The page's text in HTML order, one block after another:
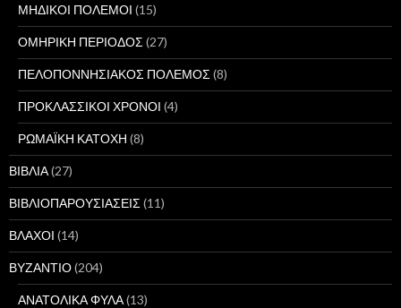
ΜΗΔΙΚΟΙ ΠΟΛΕΜΟΙ (15)
ΟΜΗΡΙΚΗ ΠΕΡΙΟΔΟΣ (27)
ΠΕΛΟΠΟΝΝΗΣΙΑΚΟΣ ΠΟΛΕΜΟΣ (8)
ΠΡΟΚΛΑΣΣΙΚΟΙ ΧΡΟΝΟΙ (4)
ΡΩΜΑΪΚΗ ΚΑΤΟΧΗ (8)
ΒΙΒΛΙΑ(27)
ΒΙΒΛΙΟΠΑΡΟΥΣΙΑΣΕΙΣ (11)
ΒΛΑΧΟΙ (14)
ΒΥΖΑΝΤΙΟ(204)
ΑΝΑΤΟΛΙΚΑ ΦΥΛΑ(13)